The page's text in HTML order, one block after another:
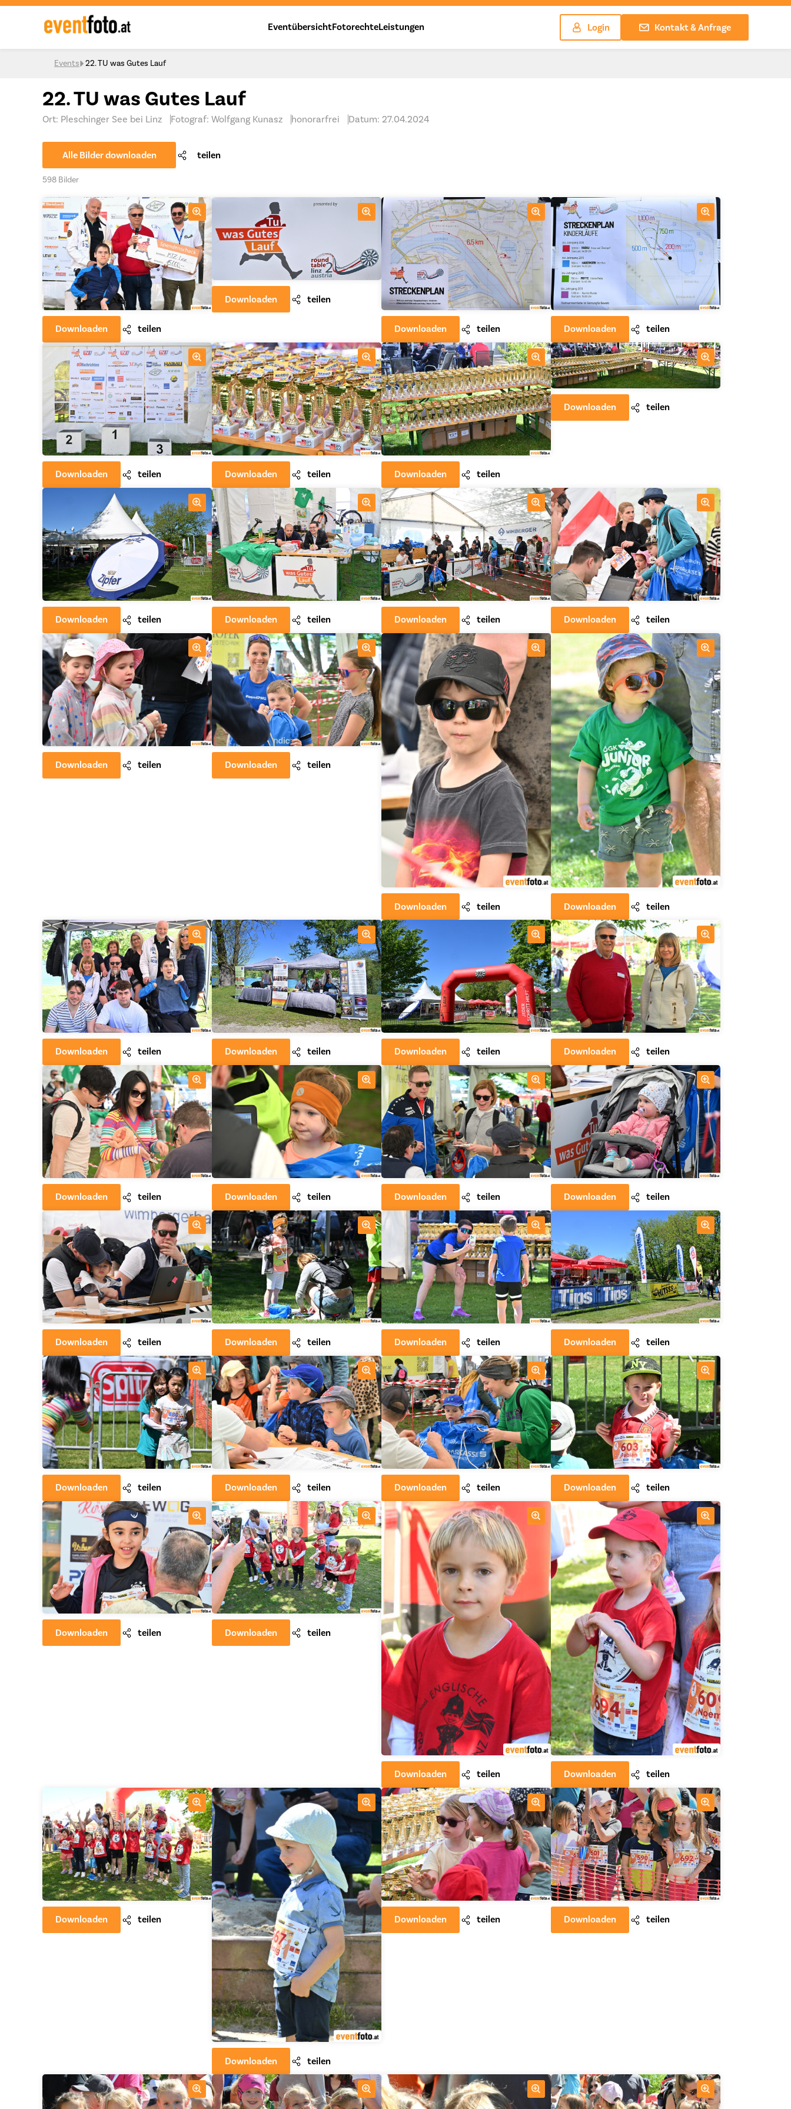
Skip to content
EventübersichtFotorechteLeistungen Login Kontakt & Anfrage
Events 22. TU was Gutes Lauf
22. TU was Gutes Lauf
Ort: Pleschinger See bei Linz Fotograf: Wolfgang Kunasz honorarfrei Datum: 27.04.2024
Alle Bilder downloaden teilen
598 Bilder
Downloaden teilen
Downloaden teilen
Downloaden teilen Downloaden teilen
Downloaden teilen Downloaden teilen Downloaden teilen
Downloaden teilen
Downloaden teilen Downloaden teilen Downloaden teilen Downloaden teilen
Downloaden teilen Downloaden teilen
Downloaden teilen Downloaden teilen
Downloaden teilen Downloaden teilen Downloaden teilen Downloaden teilen
Downloaden teilen Downloaden teilen Downloaden teilen Downloaden teilen
Downloaden teilen Downloaden teilen Downloaden teilen Downloaden teilen
Downloaden teilen Downloaden teilen Downloaden teilen Downloaden teilen
Downloaden teilen Downloaden teilen
Downloaden teilen Downloaden teilen
Downloaden teilen
Downloaden teilen
Downloaden teilen Downloaden teilen